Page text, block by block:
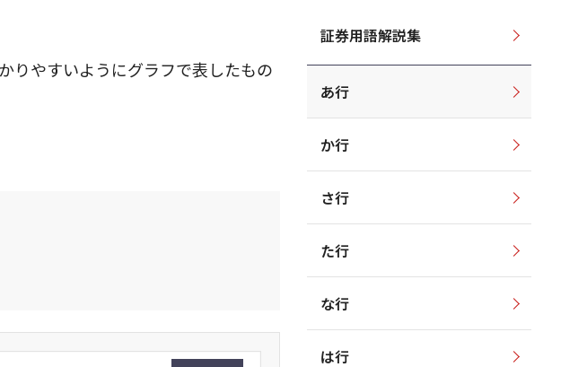
りやすいようにグラフで表したもの
証券用語解説集
あ行
か行
さ行
た行
な行
は行